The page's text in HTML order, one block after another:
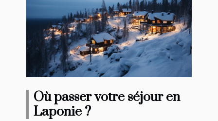
Où passer votre séjour en
Laponie ?